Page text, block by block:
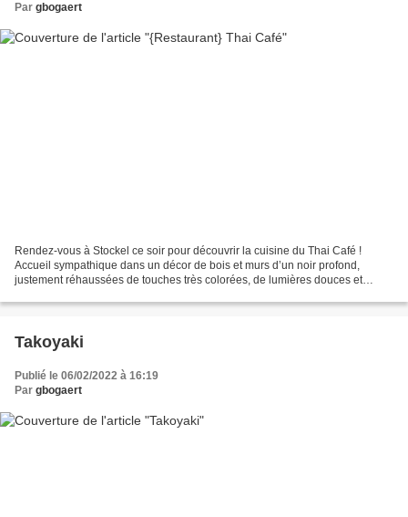
Par gbogaert
Rendez-vous à Stockel ce soir pour découvrir la cuisine du Thai Café !
Accueil sympathique dans un décor de bois et murs d’un noir profond,
justement réhaussées de touches très colorées, de lumières douces et
Takoyaki
Publié le 06/02/2022 à 16:19
Par gbogaert